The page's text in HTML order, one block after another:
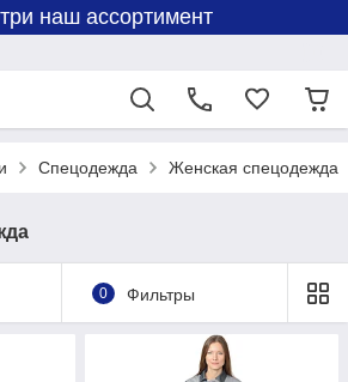
наш ассортимент
Спецодежда Женская спецодежда
0 Фильтры